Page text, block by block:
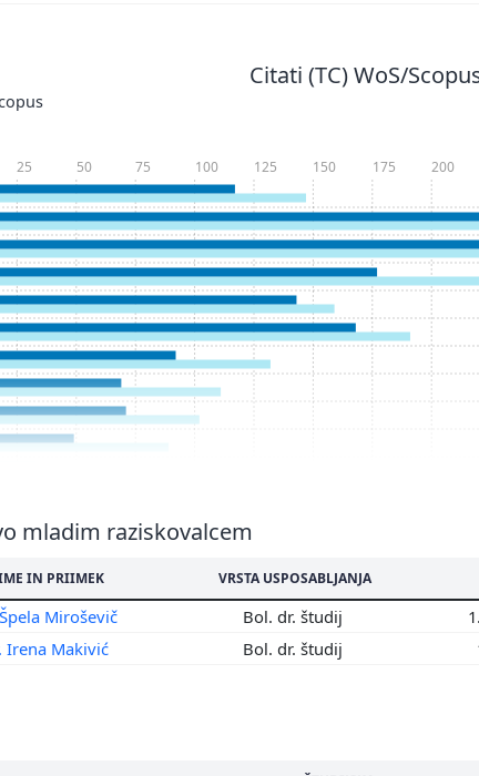
Citati (TC) WoS/
25 50 75 100 125 150 175 200
mladim raziskovalcem
IN PRIIMEK VRSTA USPOSABLJANJA
Miroševič Bol. dr. študij
Irena Makivić Bol. dr. študij